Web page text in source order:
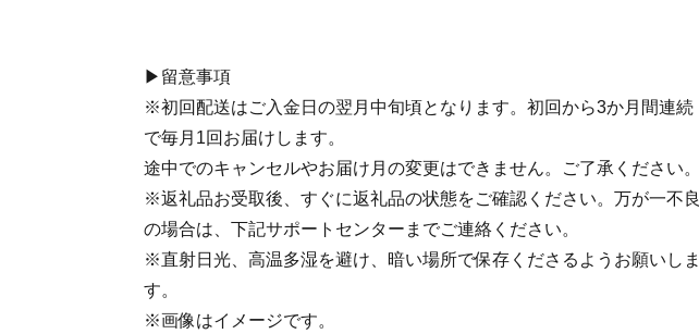
▶留意事項
※初回配送はご入金日の翌月中旬頃となります。初回から3か月間連続
で毎月1回お届けします。
途中でのキャンセルやお届け月の変更はできません。ご了承ください。
※返礼品お受取後、すぐに返礼品の状態をご確認ください。万が一不良
の場合は、下記サポートセンターまでご連絡ください。
※直射日光、高温多湿を避け、暗い場所で保存くださるようお願いしま
す。
※画像はイメージです。